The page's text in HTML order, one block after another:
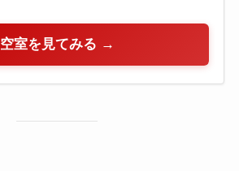
空室を見てみる →